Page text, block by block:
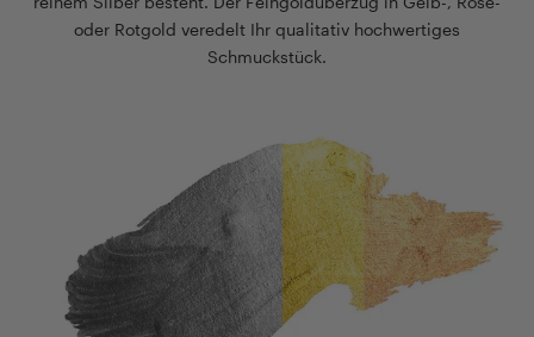
oder Rotgold veredelt Ihr qualitativ hochwertiges
Schmuckstück.